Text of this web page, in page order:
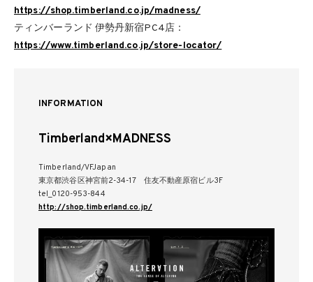
https://shop.timberland.co.jp/madness/
ティンバーランド 伊勢丹新宿PC4店：
https://www.timberland.co.jp/store-locator/
INFORMATION
Timberland×MADNESS
Timberland/VFJapan
東京都渋谷区神宮前2-34-17 住友不動産原宿ビル3F
tel_0120-953-844
http://shop.timberland.co.jp/